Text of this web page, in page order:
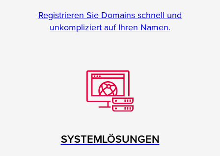
Registrieren Sie Domains schnell und
unkompliziert auf Ihren Namen.
SYSTEMLÖSUNGEN